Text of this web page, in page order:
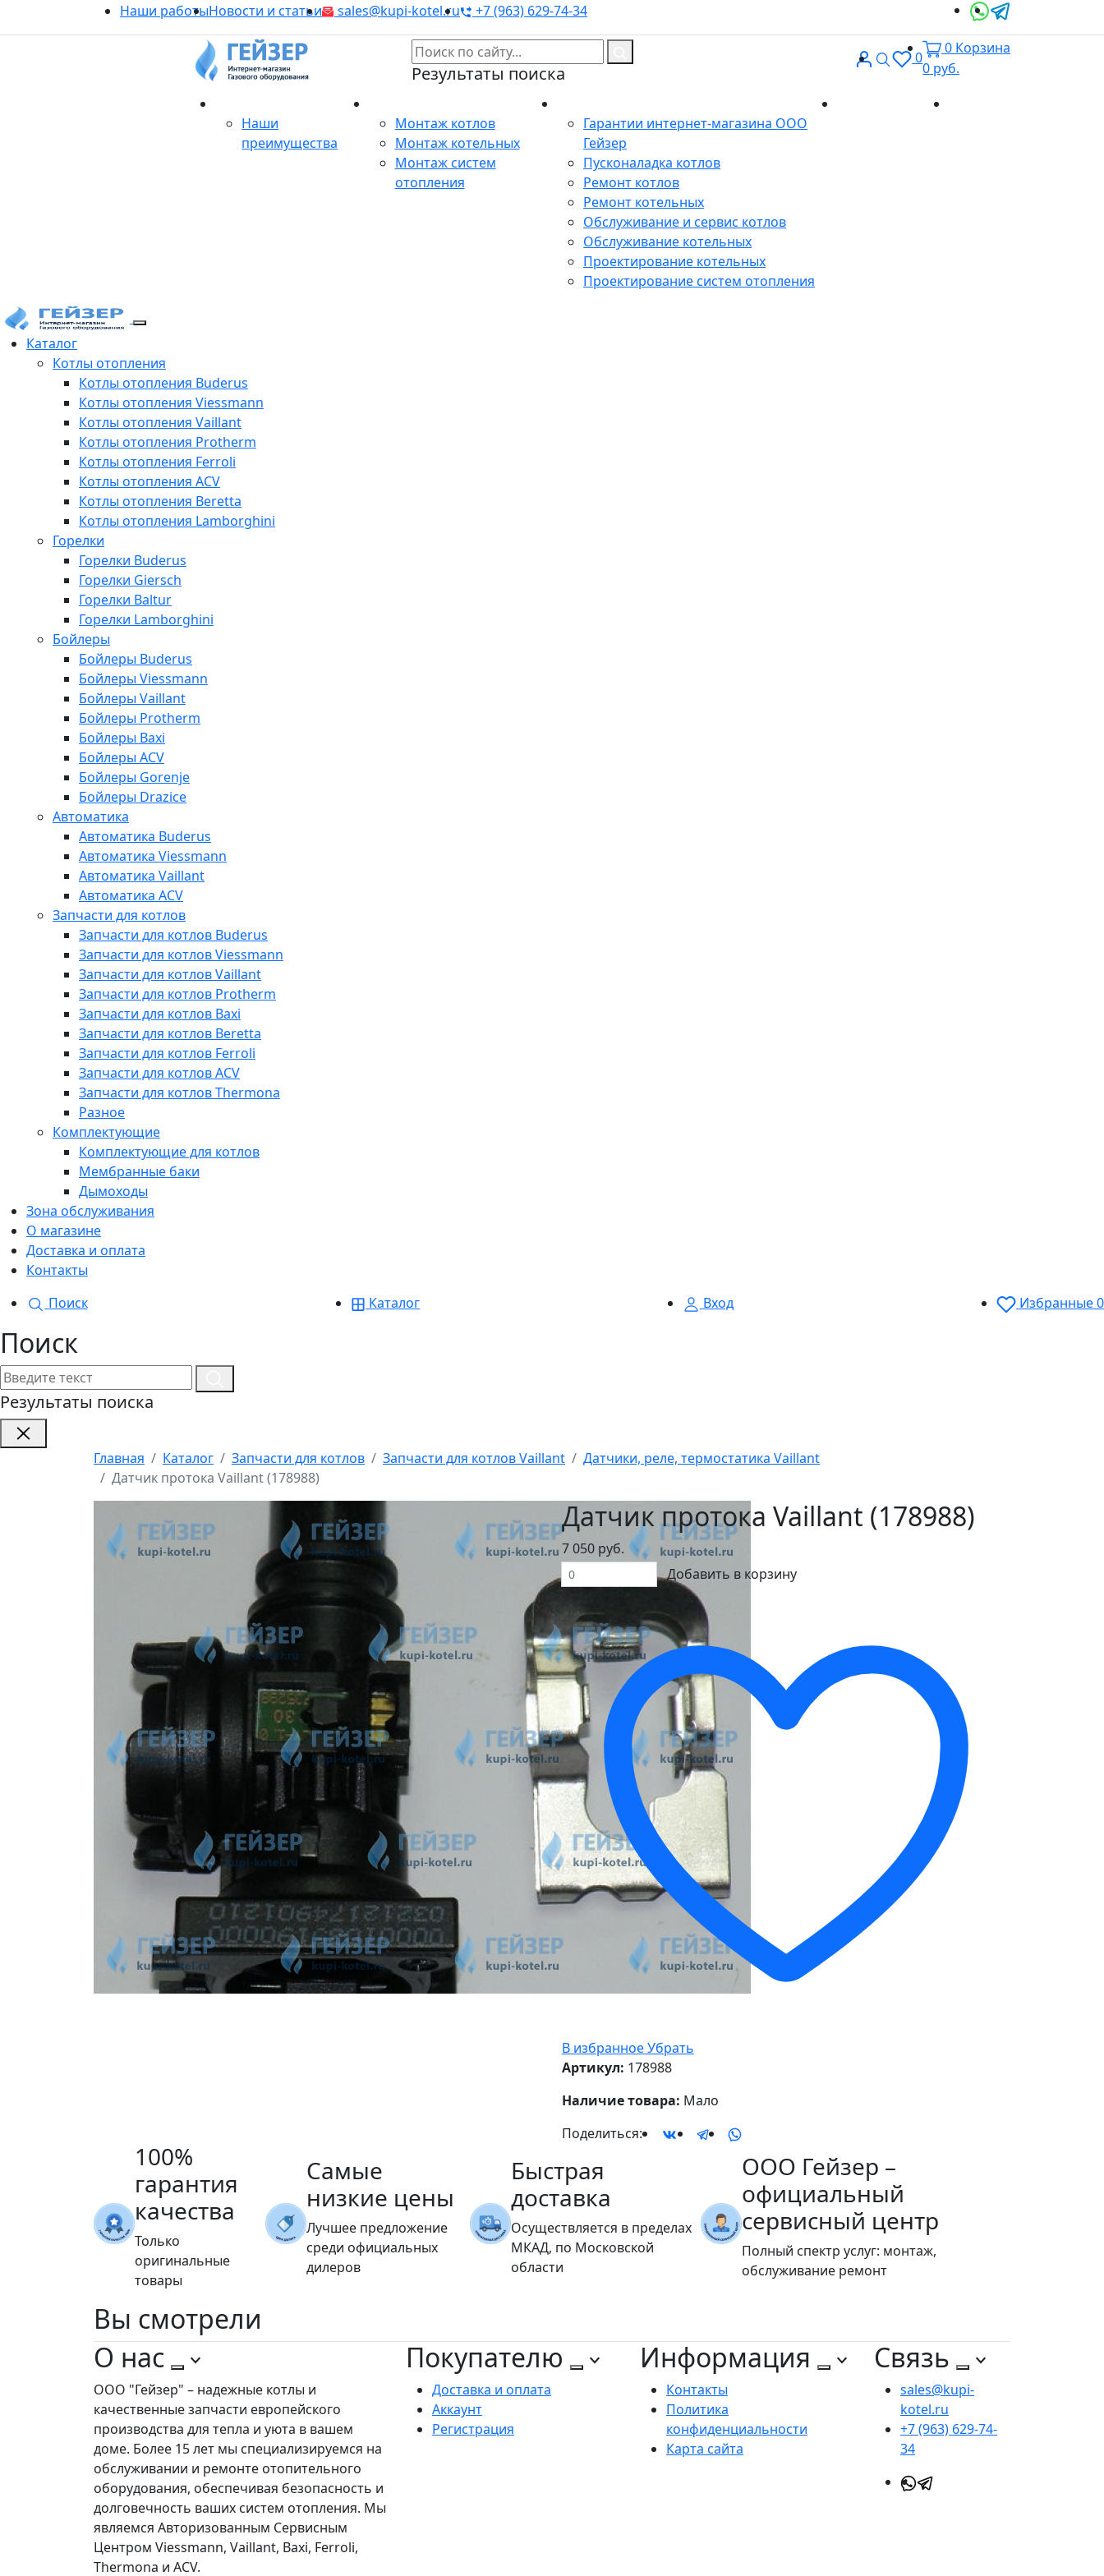
Наши работыНовости и статьи sales@kupi-kotel.ru +7 (963) 629-74-34
Результаты поиска
ВходПоиск
0
0 Корзина
0 руб.
Наши
преимущества
Монтаж котлов
Монтаж котельных
Монтаж систем
отопления
Гарантии интернет-магазина ООО
Гейзер
Пусконаладка котлов
Ремонт котлов
Ремонт котельных
Обслуживание и сервис котлов
Обслуживание котельных
Проектирование котельных
Проектирование систем отопления
Каталог
Котлы отопления
Котлы отопления Buderus
Котлы отопления Viessmann
Котлы отопления Vaillant
Котлы отопления Protherm
Котлы отопления Ferroli
Котлы отопления ACV
Котлы отопления Beretta
Котлы отопления Lamborghini
Горелки
Горелки Buderus
Горелки Giersch
Горелки Baltur
Горелки Lamborghini
Бойлеры
Бойлеры Buderus
Бойлеры Viessmann
Бойлеры Vaillant
Бойлеры Protherm
Бойлеры Baxi
Бойлеры ACV
Бойлеры Gorenje
Бойлеры Drazice
Автоматика
Автоматика Buderus
Автоматика Viessmann
Автоматика Vaillant
Автоматика ACV
Запчасти для котлов
Запчасти для котлов Buderus
Запчасти для котлов Viessmann
Запчасти для котлов Vaillant
Запчасти для котлов Protherm
Запчасти для котлов Baxi
Запчасти для котлов Beretta
Запчасти для котлов Ferroli
Запчасти для котлов ACV
Запчасти для котлов Thermona
Разное
Комплектующие
Комплектующие для котлов
Мембранные баки
Дымоходы
Зона обслуживания
О магазине
Доставка и оплата
Контакты
Поиск
Каталог Вход Избранные0
Поиск
Результаты поиска
Главная Каталог Запчасти для котлов Запчасти для котлов Vaillant
Датчики, реле, термостатика Vaillant
Датчик протока Vaillant (178988)
Датчик протока Vaillant (178988)
7 050 руб.
Добавить в корзину
В избранноеУбрать
Артикул: 178988
Наличие товара: Мало
Поделиться:
100%
гарантия
качества
Только
оригинальные
товары
Самые
низкие цены
Лучшее предложение
среди официальных
дилеров
Быстрая
доставка
Осуществляется в пределах
МКАД, по Московской
области
ООО Гейзер –
официальный
сервисный центр
Полный спектр услуг: монтаж,
обслуживание ремонт
Вы смотрели
О нас
ООО "Гейзер" – надежные котлы и
качественные запчасти европейского
производства для тепла и уюта в вашем
доме. Более 15 лет мы специализируемся на
обслуживании и ремонте отопительного
оборудования, обеспечивая безопасность и
долговечность ваших систем отопления. Мы
являемся Авторизованным Сервисным
Центром Viessmann, Vaillant, Baxi, Ferroli,
Thermona и ACV.
Покупателю
Доставка и оплата
Аккаунт
Регистрация
Информация
Контакты
Политика
конфиденциальности
Карта сайта
Связь
sales@kupi-
kotel.ru
+7 (963) 629-74-
34